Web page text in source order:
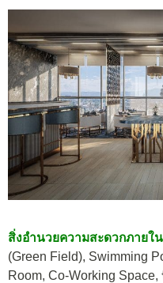
สิ่งอำนวยความสะดวกภายใ
(Green Field), Swimming
Room, Co-Working